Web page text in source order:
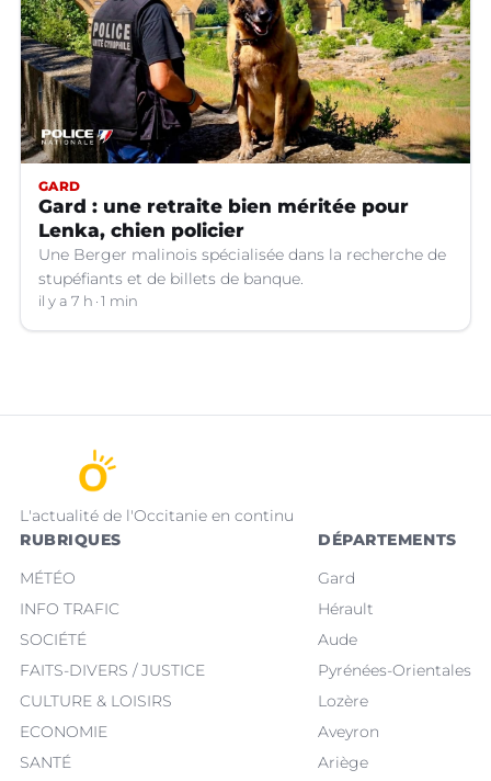
GARD
Gard : une retraite bien méritée pour
Lenka, chien policier
Une Berger malinois spécialisée dans la recherche de
stupéfiants et de billets de banque.
il y a 7 h 1 min
L'actualité de l'Occitanie en continu
RUBRIQUES
MÉTÉO
INFO TRAFIC
SOCIÉTÉ
FAITS-DIVERS / JUSTICE
CULTURE & LOISIRS
ECONOMIE
SANTÉ
DÉPARTEMENTS
Gard
Hérault
Aude
Pyrénées-Orientales
Lozère
Aveyron
Ariège